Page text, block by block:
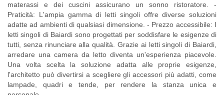
materassi e dei cuscini assicurano un sonno ristoratore. -
Praticità: L'ampia gamma di letti singoli offre diverse soluzioni
adatte ad ambienti di qualsiasi dimensione. - Prezzo accessibile: I
letti singoli di Baiardi sono progettati per soddisfare le esigenze di
tutti, senza rinunciare alla qualità. Grazie ai letti singoli di Baiardi,
arredare una camera da letto diventa un'esperienza piacevole.
Una volta scelta la soluzione adatta alle proprie esigenze,
l'architetto può divertirsi a scegliere gli accessori più adatti, come
lampade, quadri e tende, per rendere la stanza unica e